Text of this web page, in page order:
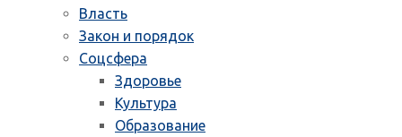
Власть
Закон и порядок
Соцсфера
Здоровье
Культура
Образование